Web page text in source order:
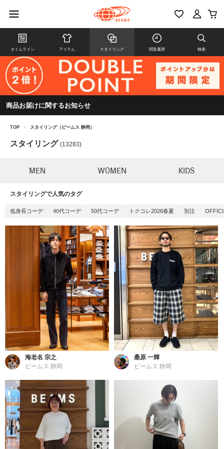
タイムライン アイテム スタイリング 閲覧履歴 検索
商品お届けに関するお知らせ
TOP > スタイリング（ビームス 静岡）
スタイリング (13283)
MEN WOMEN KIDS
スタイリングで人気のタグ
低身長コーデ 40代コーデ 50代コーデ トクコレ2026春夏 別注
海老名 宗之
ビームス 静岡
桑原 一輝
ビームス 静岡